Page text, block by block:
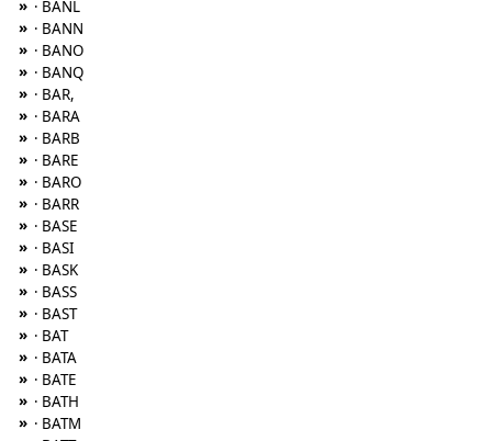
» · BANL
» · BANN
» · BANO
» · BANQ
» · BAR,
» · BARA
» · BARB
» · BARE
» · BARO
» · BARR
» · BASE
» · BASI
» · BASK
» · BASS
» · BAST
» · BAT
» · BATA
» · BATE
» · BATH
» · BATM